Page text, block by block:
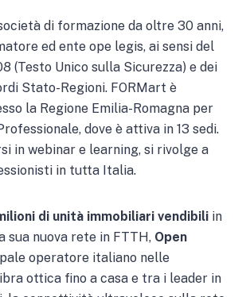
di formazione da oltre 30 anni,
ed ente ope legis, ai sensi del
(Testo Unico sulla Sicurezza) e dei
Stato-Regioni. FORMart è
la Regione Emilia-Romagna per
dove è attiva in 13 sedi.
in webinar e learning, si rivolge a
in tutta Italia.
di unità immobiliari vendibili in
sua nuova rete in FTTH, Open
operatore italiano nelle
ottica fino a casa e tra i leader in